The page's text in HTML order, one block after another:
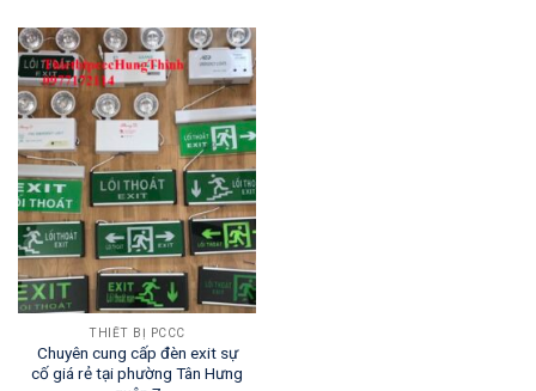
THIẾT BỊ PCCC
Chuyên cung cấp đèn exit sự
cố giá rẻ tại phường Tân Hưng